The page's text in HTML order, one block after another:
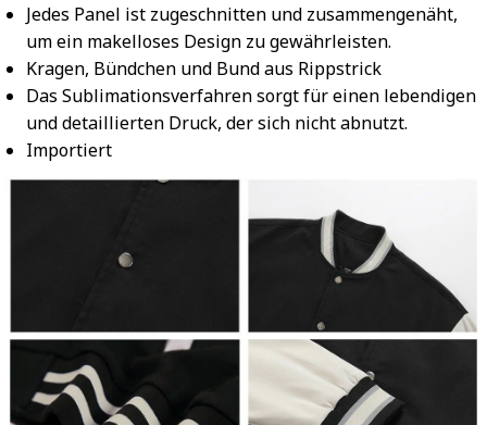
Jedes Panel ist zugeschnitten und zusammengenäht,
um ein makelloses Design zu gewährleisten.
Kragen, Bündchen und Bund aus Rippstrick
Das Sublimationsverfahren sorgt für einen lebendigen
und detaillierten Druck, der sich nicht abnutzt.
Importiert